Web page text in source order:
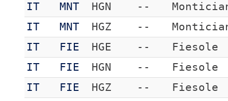
IT
MNT HGN --
IT
MNT HGZ --
IT
FIE HGE --
Fiesole
IT
FIE HGN --
Fiesole
IT
FIE HGZ --
Fiesole